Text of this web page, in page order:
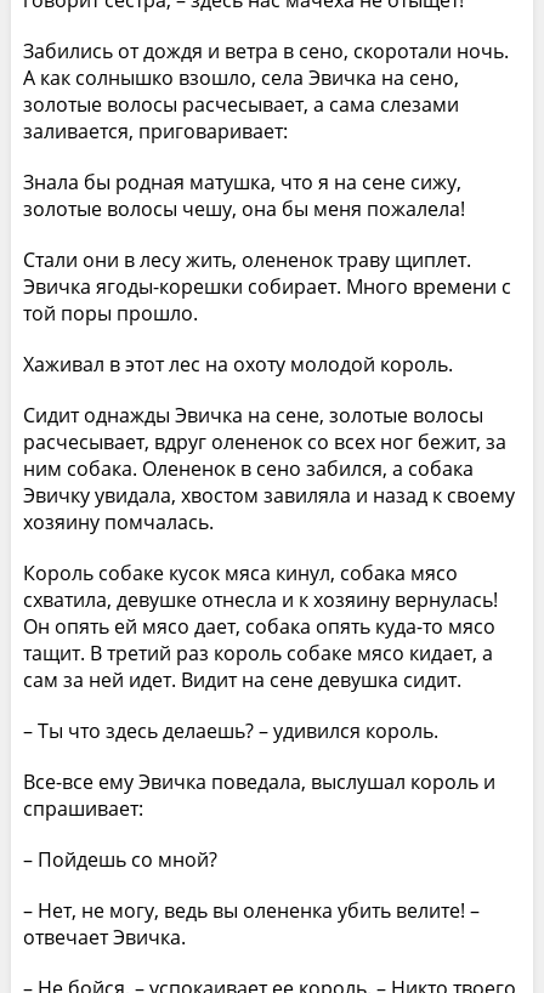
Забились от дождя и ветра в сено, скоротали ночь.
А как солнышко взошло, села Эвичка на сено,
золотые волосы расчесывает, а сама слезами
заливается, приговаривает:
Знала бы родная матушка, что я на сене сижу,
золотые волосы чешу, она бы меня пожалела!
Стали они в лесу жить, олененок траву щиплет.
Эвичка ягоды-корешки собирает. Много времени с
той поры прошло.
Хаживал в этот лес на охоту молодой король.
Сидит однажды Эвичка на сене, золотые волосы
расчесывает, вдруг олененок со всех ног бежит, за
ним собака. Олененок в сено забился, а собака
Эвичку увидала, хвостом завиляла и назад к своему
хозяину помчалась.
Король собаке кусок мяса кинул, собака мясо
схватила, девушке отнесла и к хозяину вернулась!
Он опять ей мясо дает, собака опять куда-то мясо
тащит. В третий раз король собаке мясо кидает, а
сам за ней идет. Видит на сене девушка сидит.
– Ты что здесь делаешь? – удивился король.
Все-все ему Эвичка поведала, выслушал король и
спрашивает:
– Пойдешь со мной?
– Нет, не могу, ведь вы олененка убить велите! –
отвечает Эвичка.
– Не бойся, – успокаивает ее король. – Никто твоего